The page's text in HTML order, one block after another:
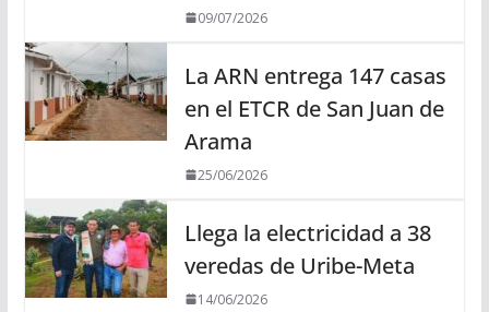
09/07/2026
La ARN entrega 147 casas
en el ETCR de San Juan de
Arama
25/06/2026
Llega la electricidad a 38
veredas de Uribe-Meta
14/06/2026